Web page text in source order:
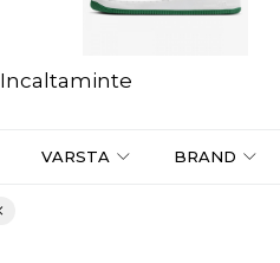
Incaltaminte
VARSTA BRAND